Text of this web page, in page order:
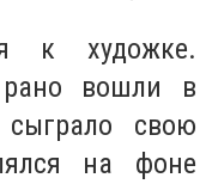
к художке.
рано вошли в
свою
на фоне